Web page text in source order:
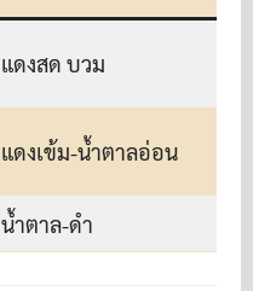
แดงสด บวม
แดงเข้ม-น้ำตาลอ่อน
น้ำตาล-ดำ